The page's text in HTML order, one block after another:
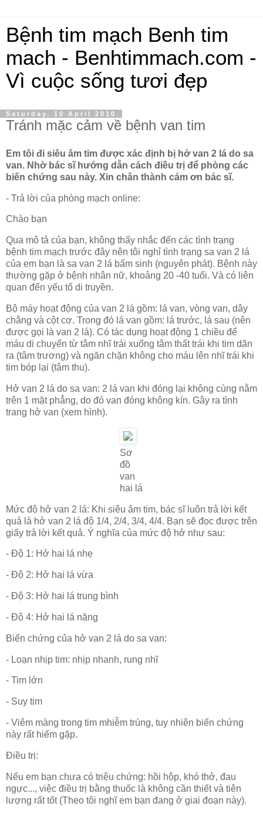
Bệnh tim mạch Benh tim
mach - Benhtimmach.com -
Vì cuộc sống tươi đẹp
Saturday, 10 April 2010
Tránh mặc cảm về bệnh van tim
Em tôi đi siêu âm tim được xác định bị hở van 2 lá do sa
van. Nhờ bác sĩ hướng dẫn cách điều trị để phòng các
biến chứng sau này. Xin chân thành cám ơn bác sĩ.
- Trả lời của phòng mạch online:
Chào bạn
Qua mô tả của bạn, không thấy nhắc đến các tình trạng
bệnh tim mạch trước đây nên tôi nghỉ tình trạng sa van 2 lá
của em bạn là sa van 2 lá bẩm sinh (nguyên phát). Bệnh này
thường gặp ở bệnh nhân nữ, khoảng 20 -40 tuổi. Và có liên
quan đến yếu tố di truyền.
Bộ máy hoạt động của van 2 lá gồm: lá van, vòng van, dây
chằng và cột cơ. Trong đó lá van gồm: lá trước, lá sau (nên
được gọi là van 2 lá). Có tác dụng hoạt động 1 chiều để
máu di chuyển từ tâm nhĩ trái xuống tâm thất trái khi tim dãn
ra (tâm trương) và ngăn chặn không cho máu lên nhĩ trái khi
tim bóp lại (tâm thu).
Hở van 2 lá do sa van: 2 lá van khi đóng lại không cùng nằm
trên 1 mặt phẳng, do đó van đóng không kín. Gây ra tình
trang hở van (xem hình).
Sơ
đồ
van
hai lá
Mức độ hở van 2 lá: Khi siêu âm tim, bác sĩ luôn trả lời kết
quả là hở van 2 lá độ 1/4, 2/4, 3/4, 4/4. Bạn sẽ đọc được trên
giấy trả lời kết quả. Ý nghĩa của mức độ hở như sau:
- Độ 1: Hở hai lá nhẹ
- Độ 2: Hở hai lá vừa
- Độ 3: Hở hai lá trung bình
- Độ 4: Hở hai lá nặng
Biến chứng của hở van 2 lá do sa van:
- Loạn nhịp tim: nhịp nhanh, rung nhĩ
- Tim lớn
- Suy tim
- Viêm màng trong tim mhiễm trùng, tuy nhiên biến chứng
này rất hiếm gặp.
Điều trị:
Nếu em bạn chưa có triệu chứng: hồi hộp, khó thở, đau
ngực..., việc điều trị bằng thuốc là không cần thiết và tiên
lượng rất tốt (Theo tôi nghĩ em bạn đang ở giai đoạn này).